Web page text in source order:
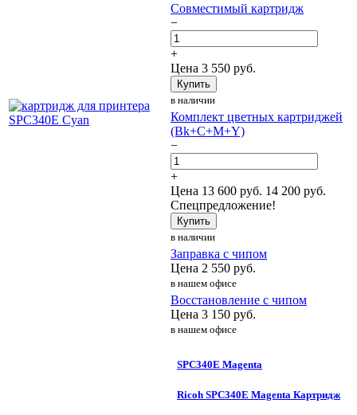
Совместимый картридж
−
+
Цена 3 550 руб.
Купить
в наличии
Комплект цветных картриджей
(Bk+C+M+Y)
−
+
Цена 13 600 руб. 14 200 руб.
Спецпредложение!
Купить
в наличии
Заправка с чипом
Цена 2 550 руб.
в нашем офисе
Восстановление с чипом
Цена 3 150 руб.
в нашем офисе
SPC340E Magenta
Ricoh SPC340E Magenta Картридж